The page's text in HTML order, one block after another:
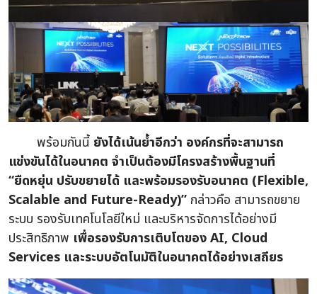
พร้อมกันนี้ ยังได้เน้นย้ำอีกว่า องค์กรที่จะสามารถ
แข่งขันได้ในอนาคต จำเป็นต้องมีโครงสร้างพื้นฐานที่
“ยืดหยุ่น ปรับขยายได้ และพร้อมรองรับอนาคต (Flexible,
Scalable and Future-Ready)” กล่าวคือ สามารถขยาย
ระบบ รองรับเทคโนโลยีใหม่ และบริหารจัดการได้อย่างมี
ประสิทธิภาพ เพื่อรองรับการเติบโตของ AI, Cloud
Services และระบบอัตโนมัติในอนาคตได้อย่างเสถียร